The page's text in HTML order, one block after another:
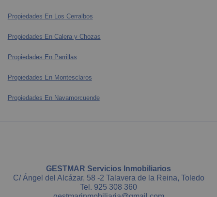
Propiedades En Los Cerralbos
Propiedades En Calera y Chozas
Propiedades En Parrillas
Propiedades En Montesclaros
Propiedades En Navamorcuende
GESTMAR Servicios Inmobiliarios
C/ Ángel del Alcázar, 58 -2 Talavera de la Reina, Toledo
Tel. 925 308 360